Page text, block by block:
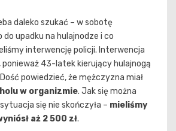
daleko szukać – w sobotę
do upadku na hulajnodze i co
interwencję policji. Interwencja
ponieważ 43-latek kierujący hulajnogą
powiedzieć, że mężczyzna miał
w organizmie. Jak się można
się nie skończyła – mieliśmy
aż 2 500 zł.